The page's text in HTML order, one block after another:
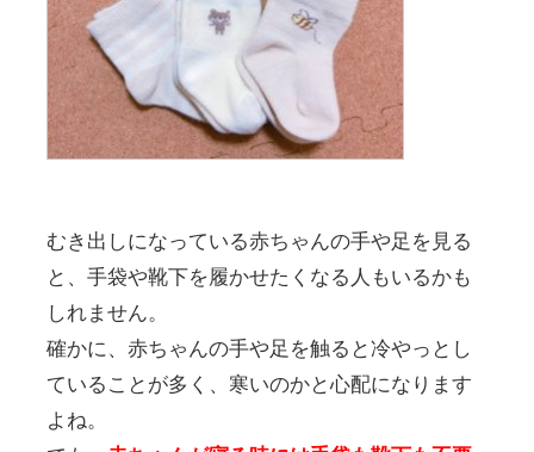
むき出しになっている赤ちゃんの手や足を見る
と、手袋や靴下を履かせたくなる人もいるかも
しれません。
確かに、赤ちゃんの手や足を触ると冷やっとし
ていることが多く、寒いのかと心配になります
よね。